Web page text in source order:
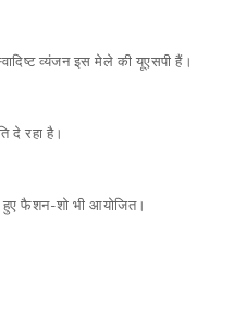
व्यंजन इस मेले की यूएसपी हैं।
दे रहा है।
फैशन-शो भी आयोजित।